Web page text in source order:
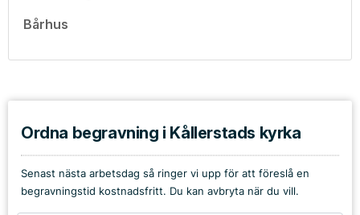
Bårhus
Ordna begravning i Kållerstads kyrka
Senast nästa arbetsdag så ringer vi upp för att föreslå en
begravningstid kostnadsfritt. Du kan avbryta när du vill.